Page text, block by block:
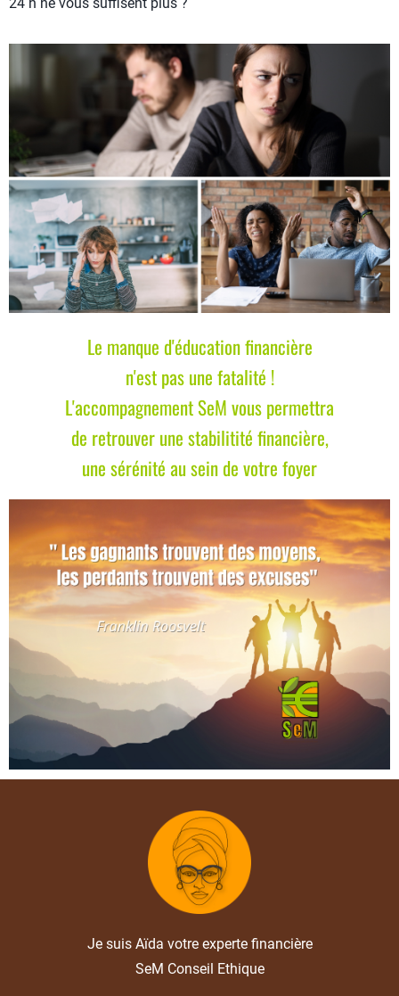
Le manque d'éducation financière
n'est pas une fatalité !
L'accompagnement SeM vous permettra
de retrouver une stabilitité financière,
une sérénité au sein de votre foyer
Je suis Aïda votre experte financière
SeM Conseil Ethique